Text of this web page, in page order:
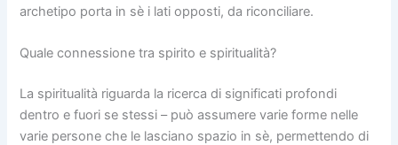
archetipo porta in sè i lati opposti, da riconciliare.
Quale connessione tra spirito e spiritualità?
La spiritualità riguarda la ricerca di significati profondi
dentro e fuori se stessi – può assumere varie forme nelle
varie persone che le lasciano spazio in sè, permettendo di